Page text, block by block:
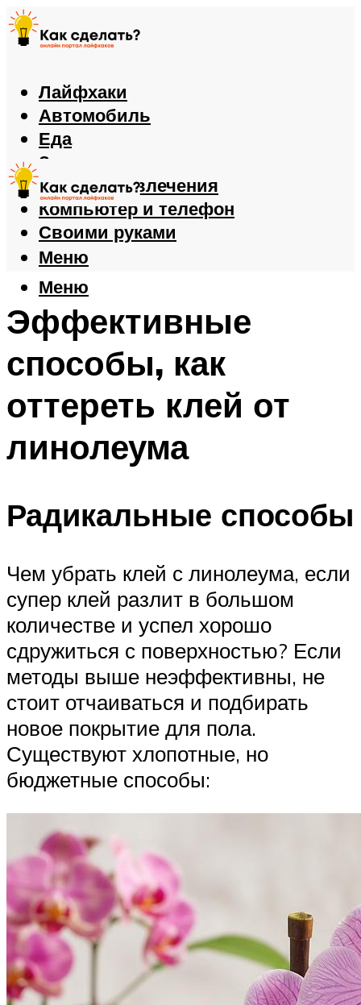
Лайфхаки
Автомобиль
Еда
Здоровье
Игры и развлечения
Компьютер и телефон
Своими руками
Меню
Меню
Эффективные
способы, как
оттереть клей от
линолеума
Радикальные способы
Чем убрать клей с линолеума, если
супер клей разлит в большом
количестве и успел хорошо
сдружиться с поверхностью? Если
методы выше неэффективны, не
стоит отчаиваться и подбирать
новое покрытие для пола.
Существуют хлопотные, но
бюджетные способы: